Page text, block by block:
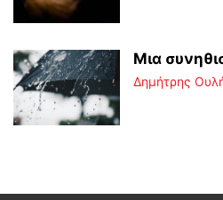
Μια
Δημήτρης